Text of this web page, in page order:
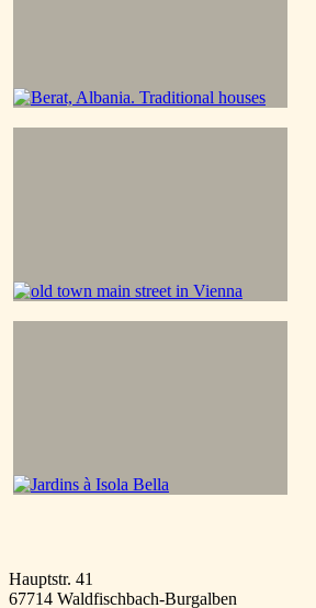
Hauptstr. 41
67714 Waldfischbach-Burgalben